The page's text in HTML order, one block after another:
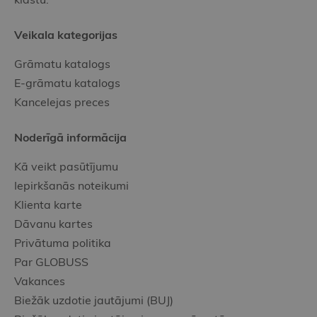
Veikala kategorijas
Grāmatu katalogs
E-grāmatu katalogs
Kancelejas preces
Noderīgā informācija
Kā veikt pasūtījumu
Iepirkšanās noteikumi
Klienta karte
Dāvanu kartes
Privātuma politika
Par GLOBUSS
Vakances
Biežāk uzdotie jautājumi (BUJ)